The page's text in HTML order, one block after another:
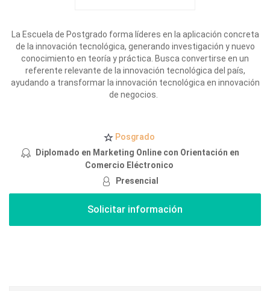
La Escuela de Postgrado forma líderes en la aplicación concreta
de la innovación tecnológica, generando investigación y nuevo
conocimiento en teoría y práctica. Busca convertirse en un
referente relevante de la innovación tecnológica del país,
ayudando a transformar la innovación tecnológica en innovación
de negocios.
Posgrado
Diplomado en Marketing Online con Orientación en
Comercio Eléctronico
Presencial